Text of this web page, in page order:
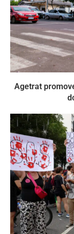
Agetrat